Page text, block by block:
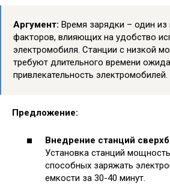
Аргумент: Время зарядки – один
факторов, влияющих на удобство
электромобиля. Станции с низкой
требуют длительного времени
привлекательность электромобилей.
Предложение:
Внедрение станций
Установка станций
способных заряжать
емкости за 30-40 минут.